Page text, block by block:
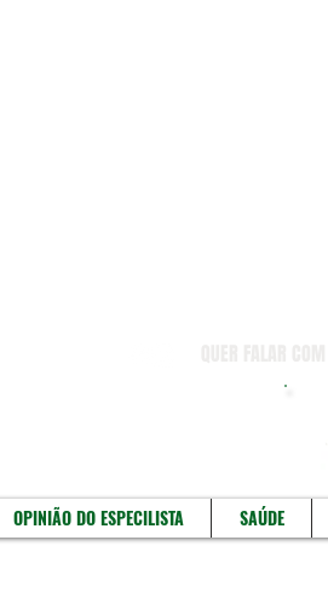
OPINIÃO DO ESPECILISTA SAÚDE